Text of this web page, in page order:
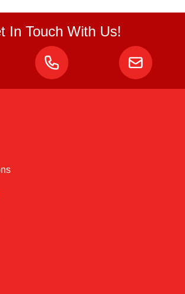
In Touch With Us!